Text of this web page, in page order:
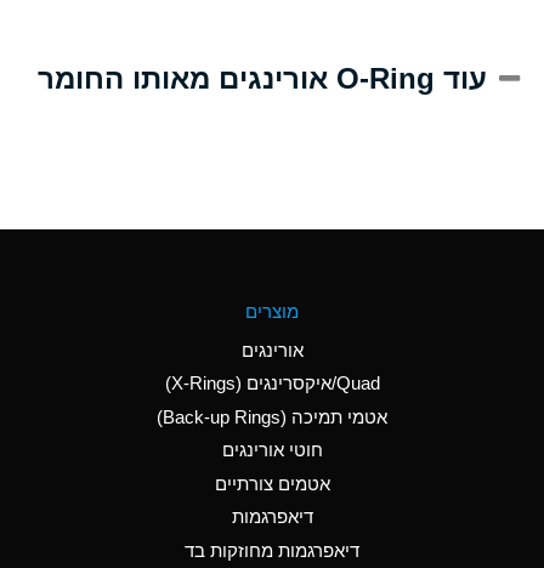
(Aqueous)
Aluminum Nitrate
(Aqueous)
Aluminum Phosphate
עוד O-Ring אורינגים מאותו החומר
מוצרים
אורינגים
Quad/איקסרינגים (X-Rings)
אטמי תמיכה (Back-up Rings)
חוטי אורינגים
אטמים צורתיים
דיאפרגמות
דיאפרגמות מחוזקות בד